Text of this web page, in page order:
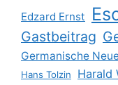
Edzard Ernst
Gastbeitrag
Germanische
Hans Tolzin Harald